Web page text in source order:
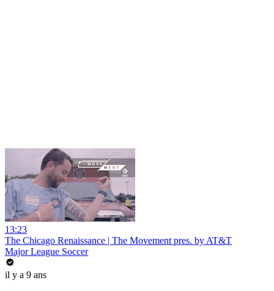
13:23
The Chicago Renaissance | The Movement pres. by AT&T
Major League Soccer
il y a 9 ans